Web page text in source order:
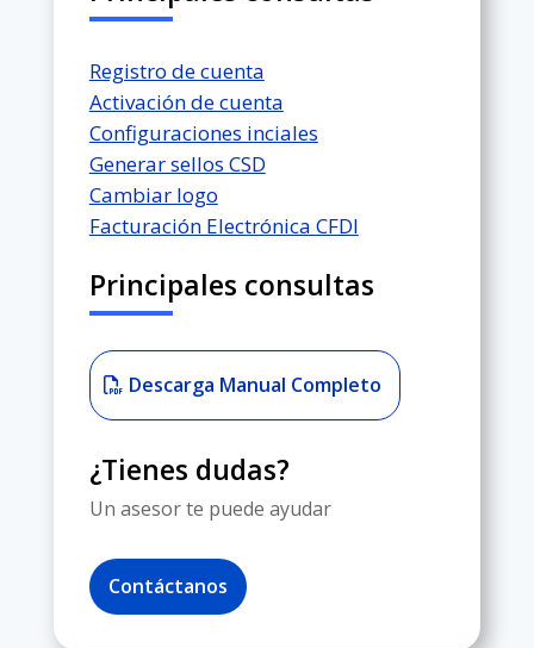
Registro de cuenta
Activación de cuenta
Configuraciones inciales
Generar sellos CSD
Cambiar logo
Facturación Electrónica CFDI
Principales consultas
Descarga Manual Completo
¿Tienes dudas?
Un asesor te puede ayudar
Contáctanos